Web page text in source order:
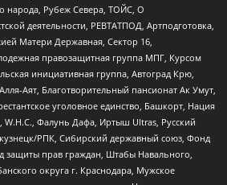
народа, Рубеж Севера, ТОЙС, О
деятельности, РЕВТАТПОД, Артподготовка,
Матери Державная, Сектор 16,
правозащитная группа МПГ, Курсом
инициативная группа, Автоград Крю,
Аят, Благотворительный пансионат Ак Умут,
уголовное единство, Башкорт, Нация
W.H.С., Фалунь Дафа, Иртыш Ultras, Русский
РПК, Сибирский державный союз, Фонд
прав граждан, Штабы Навального,
округа г. Краснодара, Мужское